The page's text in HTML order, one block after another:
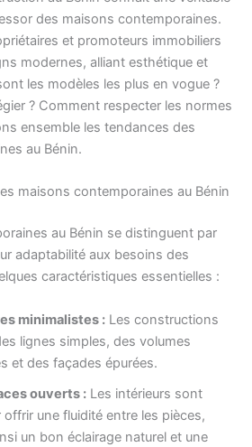
des maisons contemporaines.
et promoteurs immobiliers
modernes, alliant esthétique et
les modèles les plus en vogue ?
? Comment respecter les normes
ensemble les tendances des
au Bénin.
maisons contemporaines au Bénin
au Bénin se distinguent par
adaptabilité aux besoins des
caractéristiques essentielles :
minimalistes :Les constructions
lignes simples, des volumes
et des façades épurées.
ouverts :Les intérieurs sont
une fluidité entre les pièces,
un bon éclairage naturel et une